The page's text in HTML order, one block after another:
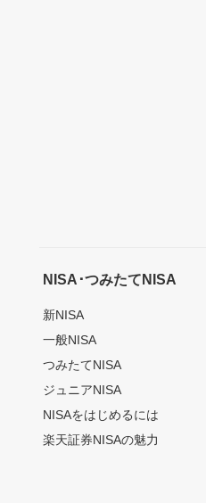
NISA･つみたてNISA
新NISA
一般NISA
つみたてNISA
ジュニアNISA
NISAをはじめるには
楽天証券NISAの魅力